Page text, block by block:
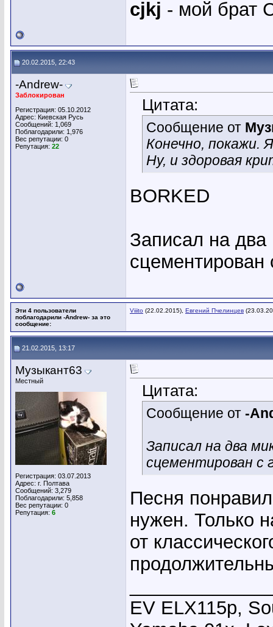
cjkj - мой брат
20.02.2015, 22:43
-Andrew-
Заблокирован
Регистрация: 05.10.2012
Адрес: Киевская Русь
Сообщений: 1,069
Поблагодарили: 1,976
Вес репутации: 0
Репутация: 22
Цитата:
Сообщение от
Конечно, покажи.
Ну, и здоровая
BORKED
Записал на
сцементирован
Эти 4 пользователи
поблагодарили -Andrew- за это
сообщение:
Viiito (22.02.2015), Евгений Пчелинцев
21.02.2015, 13:17
Музыкант63
Местный
Регистрация: 03.07.2013
Адрес: г. Полтава
Сообщений: 3,279
Поблагодарили: 5,858
Вес репутации: 0
Репутация: 6
Цитата:
Сообщение от -
Записал на два
сцементирован с
Песня
нужен. Только
от
EV ELX115p,